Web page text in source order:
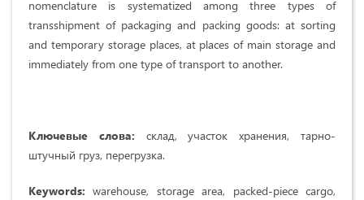
nomenclature is systematized among three types of
transshipment of packaging and packing goods: at sorting
and temporary storage places, at places of main storage and
immediately from one type of transport to another.
Ключевые слова: склад, участок хранения, тарно-
штучный груз, перегрузка.
Keywords: warehouse, storage area, packed-piece cargo,